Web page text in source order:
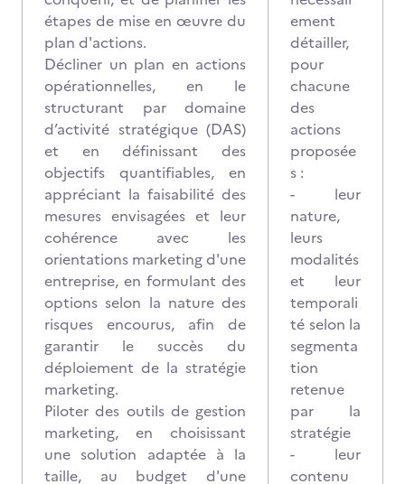
étapes de mise en œuvre du
plan d'actions.
Décliner un plan en actions
opérationnelles, en le
structurant par domaine
d’activité stratégique (DAS)
et en définissant des
objectifs quantifiables, en
appréciant la faisabilité des
mesures envisagées et leur
cohérence avec les
orientations marketing d'une
entreprise, en formulant des
options selon la nature des
risques encourus, afin de
garantir le succès du
déploiement de la stratégie
marketing.
Piloter des outils de gestion
marketing, en choisissant
une solution adaptée à la
taille, au budget d'une
ement
détailler,
pour
chacune
des
actions
proposée
s :
- leur
nature,
leurs
modalités
et leur
temporali
té selon la
segmenta
tion
retenue
par la
stratégie
- leur
contenu